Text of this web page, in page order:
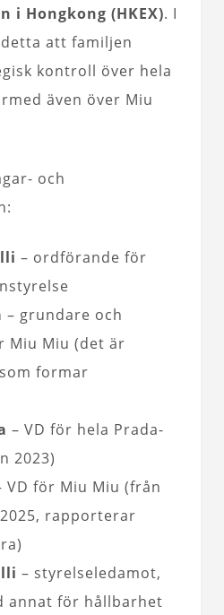
i Hongkong (HKEX). I
att familjen
kontroll över hela
även över Miu
och
– ordförande för
– grundare och
Miu Miu (det är
formar
– VD för hela Prada-
2023)
VD för Miu Miu (från
rapporterar
– styrelseledamot,
annat för hållbarhet